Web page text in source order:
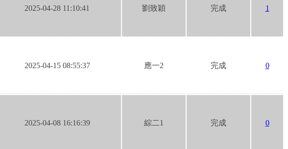
2025-04-28 11:10:41 劉致穎 完成 1
2025-04-15 08:55:37 應一2 完成 0
2025-04-08 16:16:39 綜二1 完成 0